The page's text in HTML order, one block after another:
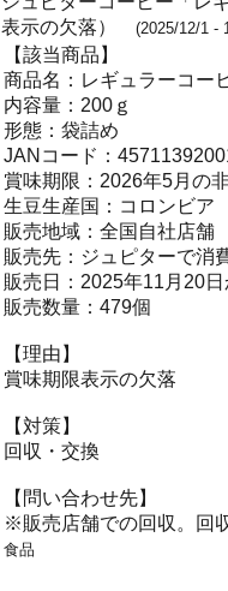
表示の欠落）
(2025/12/1 -
【該当商品】
商品名：レギュラーコー
内容量：200ｇ
形態：袋詰め
JANコード：
賞味期限：2026年5月の
生豆生産国：コロンビア
販売地域：全国自社店舗
販売先：ジュピターで消
販売日：2025年11月20
販売数量：479個
【理由】
賞味期限表示の欠落
【対策】
回収・交換
【問い合わせ先】
※販売店舗での回収。回
食品